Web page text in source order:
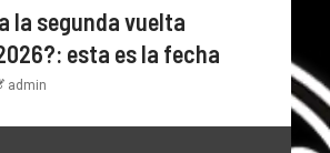
la segunda vuelta
esta es la fecha
admin